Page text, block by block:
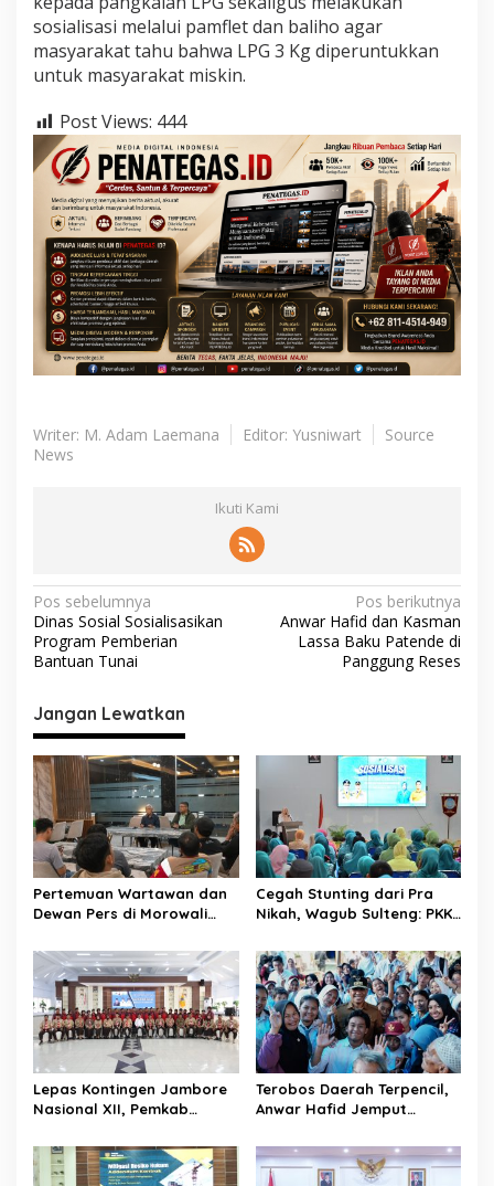
sosialisasi melalui pamflet dan baliho agar
masyarakat tahu bahwa LPG 3 Kg diperuntukkan
untuk masyarakat miskin.
Post Views: 444
Writer: M. Adam Laemana Editor: Yusniwart
Source
News
Ikuti Kami
N
a
v
i
g
a
s
i
p
o
s
Pos sebelumnya
Dinas Sosial Sosialisasikan
Program Pemberian
Bantuan Tunai
Pos berikutnya
Anwar Hafid dan Kasman
Lassa Baku Patende di
Panggung Reses
Jangan Lewatkan
Pertemuan Wartawan dan
Dewan Pers di Morowali
dan Peningkatan
Kompetensi Jurnalis
Cegah Stunting dari Pra
Nikah, Wagub Sulteng: PKK
Selamatkan Generasi Emas
Lepas Kontingen Jambore
Nasional XII, Pemkab
Pramuka Jadi Duta
Karakter dan Kebanggaan
Terobos Daerah Terpencil,
Anwar Hafid Jemput
“Tak Boleh Ada Wilayah
yang Tertinggal”